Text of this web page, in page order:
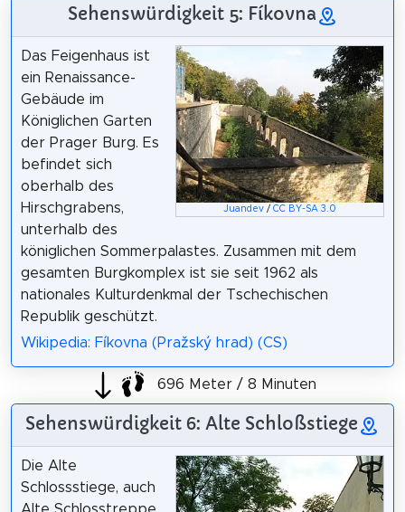
Sehenswürdigkeit 5: Fíkovna
Juandev /CC BY-SA 3.0
Das Feigenhaus ist
ein Renaissance-
Gebäude im
Königlichen Garten
der Prager Burg. Es
befindet sich
oberhalb des
Hirschgrabens,
unterhalb des
königlichen Sommerpalastes. Zusammen mit dem
gesamten Burgkomplex ist sie seit 1962 als
nationales Kulturdenkmal der Tschechischen
Republik geschützt.
Wikipedia: Fíkovna (Pražský hrad) (CS)
696 Meter / 8 Minuten
Sehenswürdigkeit 6: Alte Schloßstiege
Die Alte
Schlossstiege, auch